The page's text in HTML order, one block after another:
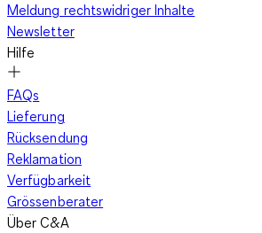
Meldung rechtswidriger Inhalte
Newsletter
Hilfe
FAQs
Lieferung
Rücksendung
Reklamation
Verfügbarkeit
Grössenberater
Über C&A